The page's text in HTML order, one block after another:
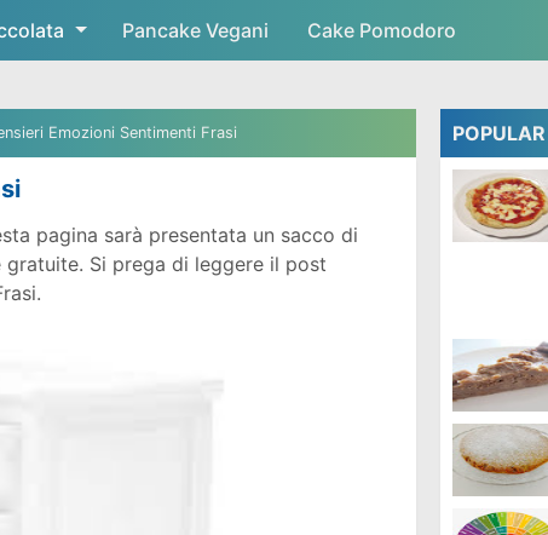
Skip to main content
Pancake Vegani Cake Pomodoro
Emozioni Sentimenti Frasi
pagina sarà presentata un sacco di
Si prega di leggere il post